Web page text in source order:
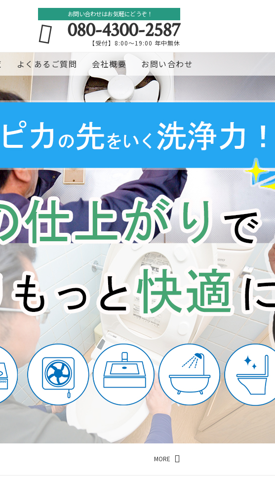
お問い合わせはお気軽にどうぞ！
080-4300-2587
【受付】8:00～19:00 年中無休
よくあるご質問 会社概要 お問い合わせ
MORE